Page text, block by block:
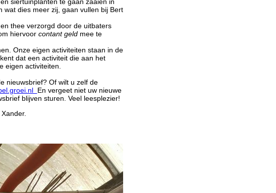
dies meer zij, gaan vullen bij Bert
thee verzorgd door de uitbaters
hiervoor contant geldmee te
Onze eigen activiteiten staan in de
dat een activiteit die aan het
eigen activiteiten.
nieuwsbrief? Of wilt u zelf de
En vergeet niet uw nieuwe
blijven sturen. Veel leesplezier!